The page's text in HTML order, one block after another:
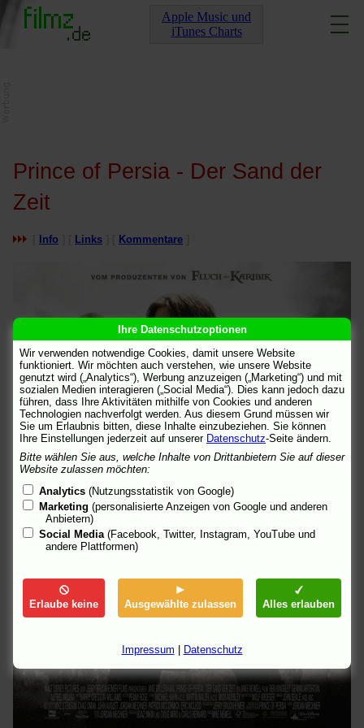
Apple Music und
iTunes Charts
Prince of Persia - Der Sand der
Zeit
Info Links Kommentare
Ihre Datenschutzoptionen
Wir verwenden notwendige Cookies, damit unsere Website
funktioniert. Wir möchten auch verstehen, wie unsere Website
genutzt wird („Analytics“), Werbung anzuzeigen („Marketing“) und mit
sozialen Medien interagieren („Social Media“). Dies kann jedoch dazu
führen, dass Ihre Aktivitäten mithilfe von Cookies und anderen
Technologien nachverfolgt werden. Aus diesem Grund müssen wir
Sie um Erlaubnis bitten, diese Inhalte einzubeziehen. Sie können
Ihre Einstellungen jederzeit auf unserer Datenschutz-Seite ändern.
Bitte wählen Sie aus, welche Inhalte von Drittanbietern Sie auf dieser
Website zulassen möchten:
Analytics (Nutzungsstatistik von Google)
Marketing (personalisierte Anzeigen von Google und anderen
Anbietern)
Social Media (Facebook, Twitter, Instagram, YouTube und
andere Plattformen)
Erlaube keine Ausgewählte zulassen Alles erlauben
Impressum Datenschutz